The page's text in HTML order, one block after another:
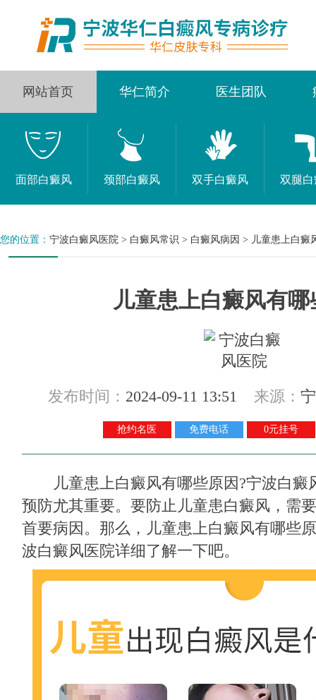
网站首页 华仁简介 医生团队
面部白癜风 颈部白癜风 双手白癜风 双腿
您的位置： 宁波白癜风医院 > 白癜风常识 > 白癜风病因 > 儿童患上白癜
儿童患上白癜风有
发布时间： 2024-09-11 13:51 来源：
抢约名医 免费电话 0元挂号
儿童患上白癜风有哪些原因?宁波白癜
预防尤其重要。要防止儿童患白癜风，需
首要病因。那么，儿童患上白癜风有哪些
波白癜风医院详细了解一下吧。